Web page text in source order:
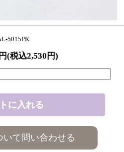
5015PK
(税込2,530円)
いて問い合わせる